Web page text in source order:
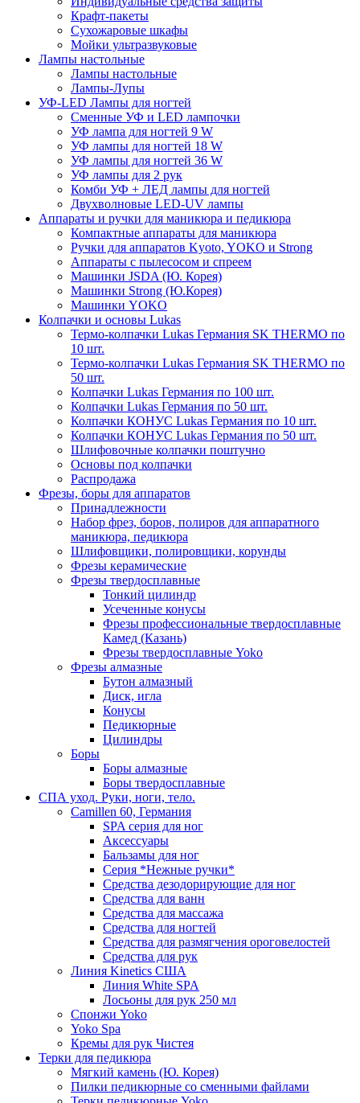
Крафт-пакеты
Сухожаровые шкафы
Мойки ультразвуковые
Лампы настольные
Лампы настольные
Лампы-Лупы
УФ-LED Лампы для ногтей
Сменные УФ и LED лампочки
УФ лампа для ногтей 9 W
УФ лампы для ногтей 18 W
УФ лампы для ногтей 36 W
УФ лампы для 2 рук
Комби УФ + ЛЕД лампы для ногтей
Двухволновые LED-UV лампы
Аппараты и ручки для маникюра и педикюра
Компактные аппараты для маникюра
Ручки для аппаратов Kyoto, YOKO и Strong
Аппараты с пылесосом и спреем
Машинки JSDA (Ю. Корея)
Машинки Strong (Ю.Корея)
Машинки YOKO
Колпачки и основы Lukas
Термо-колпачки Lukas Германия SK THERMO по
10 шт.
Термо-колпачки Lukas Германия SK THERMO по
50 шт.
Колпачки Lukas Германия по 100 шт.
Колпачки Lukas Германия по 50 шт.
Колпачки КОНУС Lukas Германия по 10 шт.
Колпачки КОНУС Lukas Германия по 50 шт.
Шлифовочные колпачки поштучно
Основы под колпачки
Распродажа
Фрезы, боры для аппаратов
Принадлежности
Набор фрез, боров, полиров для аппаратного
маникюра, педикюра
Шлифовщики, полировщики, корунды
Фрезы керамические
Фрезы твердосплавные
Тонкий цилиндр
Усеченные конусы
Фрезы профессиональные твердосплавные
Камед (Казань)
Фрезы твердосплавные Yoko
Фрезы алмазные
Бутон алмазный
Диск, игла
Конусы
Педикюрные
Цилиндры
Боры
Боры алмазные
Боры твердосплавные
СПА уход. Руки, ноги, тело.
Camillen 60, Германия
SPA серия для ног
Аксессуары
Бальзамы для ног
Серия *Нежные ручки*
Средства дезодорирующие для ног
Средства для ванн
Средства для массажа
Средства для ногтей
Средства для размягчения ороговелостей
Средства для рук
Линия Kinetics США
Линия White SPA
Лосьоны для рук 250 мл
Спонжи Yoko
Yoko Spa
Кремы для рук Чистея
Терки для педикюра
Мягкий камень (Ю. Корея)
Пилки педикюрные со сменными файлами